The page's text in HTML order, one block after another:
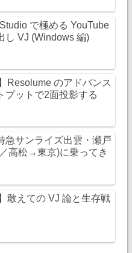
で極める YouTube
し VJ (Windows 編)
Resolume のアドバンス
プットで2面投影する
急サンライズ出雲・瀬戸
高松→東京)に乗ってき
敢えての VJ 論と生存戦